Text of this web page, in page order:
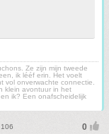
Ze zijn mijn tweede
ik lééf erin. Het voelt
vol onverwachte connectie.
klein avontuur in het
ik? Een onafscheidelijk